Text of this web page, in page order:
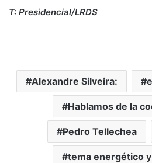
T: Presidencial/LRDS
Alexandre Silveira:
Hablamos de la
Pedro Tellechea
tema energético